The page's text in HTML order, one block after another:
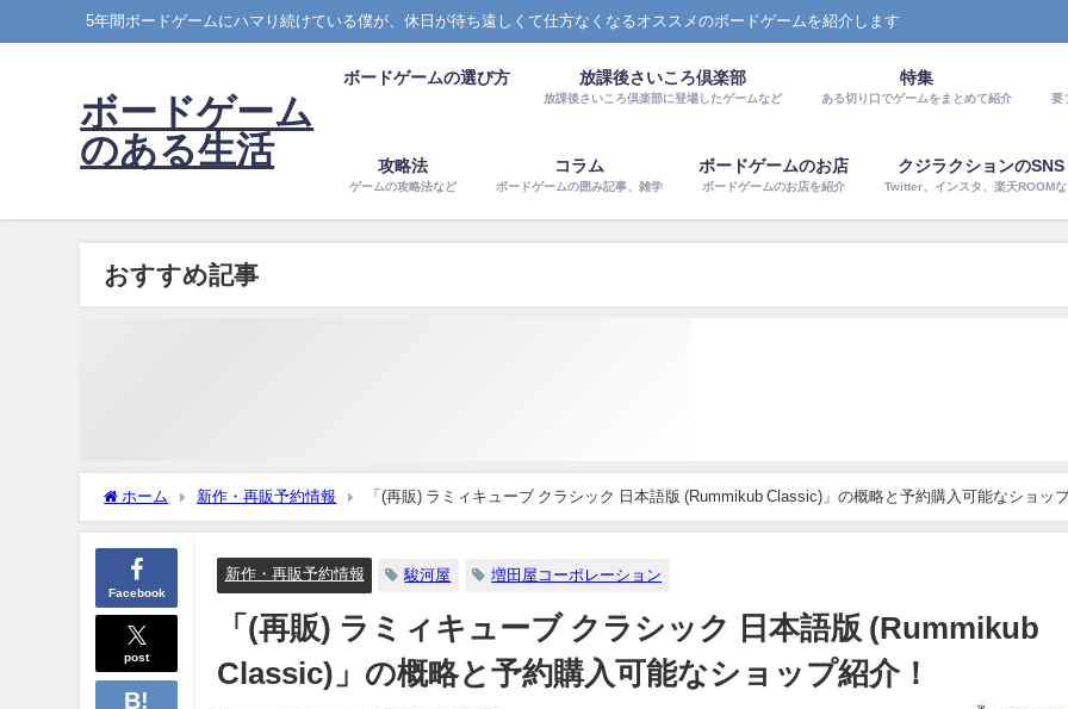
5年間ボードゲームにハマり続けている僕が、休日が待ち遠しくて仕方なくなるオススメのボードゲームを紹介します
ボードゲーム
のある生活
ボードゲームの選び方 放課後さいころ倶楽部
放課後さいころ倶楽部に登場したゲームなど
特集
ある切り口でゲームをまとめて紹介 要
攻略法
ゲームの攻略法など
コラム
ボードゲームの囲み記事、雑学
ボードゲームのお店
ボードゲームのお店を紹介
クジラクションのSNS
Twitter、インスタ、楽天ROOM
おすすめ記事
ホーム 新作・再販予約情報
「(再販) ラミィキューブ クラシック 日本語版 (Rummikub Classic)」の概略と予約購入可能なショッ
介！
Facebook
post
新作・再販予約情報 駿河屋 増田屋コーポレーション
「(再販) ラミィキューブ クラシック 日本語版 (Rummikub
Classic)」の概略と予約購入可能なショップ紹介！